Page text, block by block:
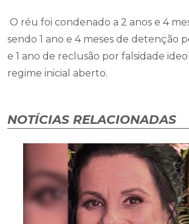
O réu foi condenado a 2 anos e 4
sendo 1 ano e 4 meses de detenção
e 1 ano de reclusão por falsidade
regime inicial aberto.
NOTÍCIAS RELACIONADAS